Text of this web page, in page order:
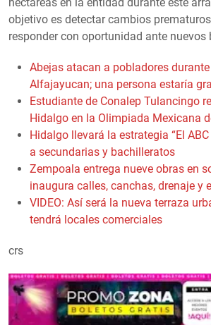
objetivo es detectar cambios
responder con oportunidad ante nuevos
Abejas atacan a pobladores
Alfajayucan; una persona estaría
Estudiante de Conalep Tulancingo
Hidalgo en la Olimpiada Mexicana
Hidalgo llevará la estrategia “El
a secundarias y bachilleratos
Zempoala entrega nueve obras en
inaugura calles, canchas, drenaje y
VIDEO: Así será la nueva terraza
tendrá locales comerciales
crs